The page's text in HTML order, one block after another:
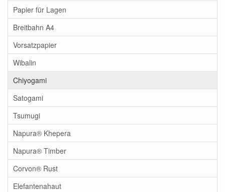
Papier für Lagen
Breitbahn A4
Vorsatzpapier
Wibalin
Chiyogami
Satogami
Tsumugi
Napura® Khepera
Napura® Timber
Corvon® Rust
Elefantenahaut